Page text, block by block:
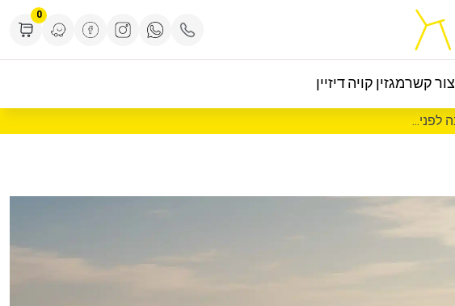
0
צור קשרמגזין קויה דיזיין